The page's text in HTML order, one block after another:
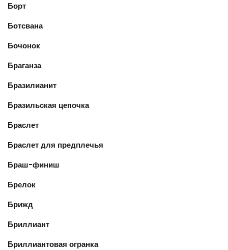
Борт
Ботсвана
Бочонок
Браганза
Бразилианит
Бразильская цепочка
Браслет
Браслет для предплечья
Браш-финиш
Брелок
Брижд
Бриллиант
Бриллиантовая огранка